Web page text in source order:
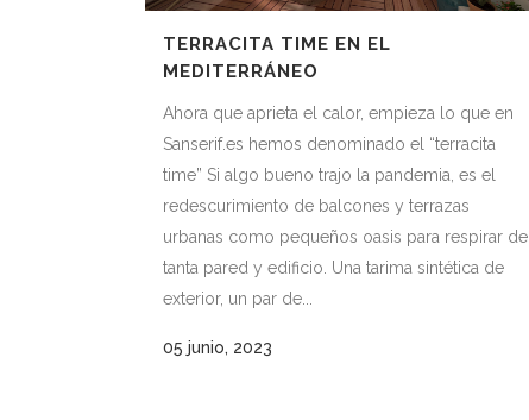
TERRACITA TIME EN EL
MEDITERRÁNEO
Ahora que aprieta el calor, empieza lo que en
Sanserif.es hemos denominado el “terracita
time” Si algo bueno trajo la pandemia, es el
redescurimiento de balcones y terrazas
urbanas como pequeños oasis para respirar de
tanta pared y edificio. Una tarima sintética de
exterior, un par de...
05 junio, 2023